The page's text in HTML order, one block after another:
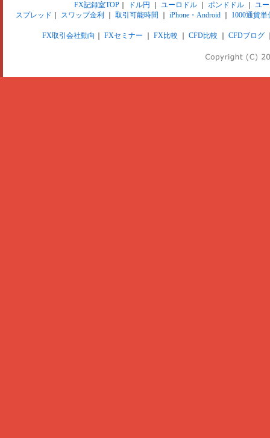
FX記録室TOP｜ ドル円 ユーロドル｜ ポンドドル｜ ユ
スプレッド
スワップ金利 取引可能時間 iPhone・Android 1000通貨単
FX取引会社動向 FXセミナー FX比較 CFD比較 CFDブログ